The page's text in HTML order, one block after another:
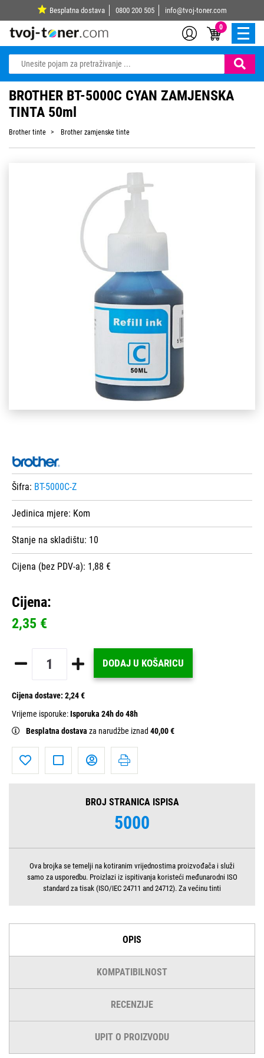
Besplatna dostava 0800 200 505 info@tvoj-toner.com
0
BROTHER BT-5000C CYAN ZAMJENSKA
TINTA 50ml
Brother tinte Brother zamjenske tinte
Šifra: BT-5000C-Z
Jedinica mjere: Kom
Stanje na skladištu: 10
Cijena (bez PDV-a): 1,88 €
Cijena:
2,35 €
DODAJ U KOŠARICU
Cijena dostave: 2,24 €
Vrijeme isporuke:Isporuka 24h do 48h
Besplatna dostava za narudžbe iznad 40,00 €
BROJ STRANICA ISPISA
5000
Ova brojka se temelji na kotiranim vrijednostima proizvođača i služi
samo za usporedbu. Proizlazi iz ispitivanja koristeći međunarodni ISO
standard za tisak (ISO/IEC 24711 and 24712). Za većinu tinti
OPIS
KOMPATIBILNOST
RECENZIJE
UPIT O PROIZVODU